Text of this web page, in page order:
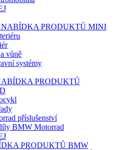
NABÍDKA PRODUKTŮ MINI
vůně
systémy
PRODUKTŮ
příslušenství
BMW Motorrad
PRODUKTŮ BMW